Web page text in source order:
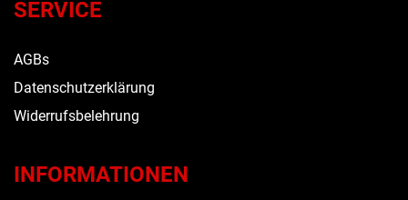
SERVICE
AGBs
Datenschutzerklärung
Widerrufsbelehrung
INFORMATIONEN